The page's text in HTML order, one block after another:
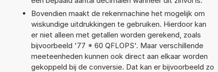
Bovendien maakt de rekenmachine het mogelijk om
wiskundige uitdrukkingen te gebruiken. Hierdoor kan
er niet alleen met getallen worden gerekend, zoals
bijvoorbeeld '77 * 60 QFLOPS'. Maar verschillende
meeteenheden kunnen ook direct aan elkaar worden
gekoppeld bij de conversie. Dat kan er bijvoorbeeld zo